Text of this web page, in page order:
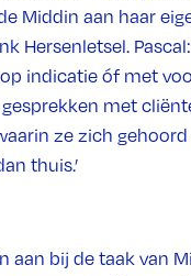
Middin aan haar
Hersenletsel.
indicatie óf met
met
ze zich
thuis.’
aan bij de taak van